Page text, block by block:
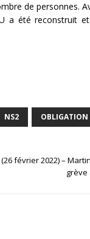
de personnes.
a été reconstruit et
NS2 OBLIGATION
(26 février 2022) –
grève